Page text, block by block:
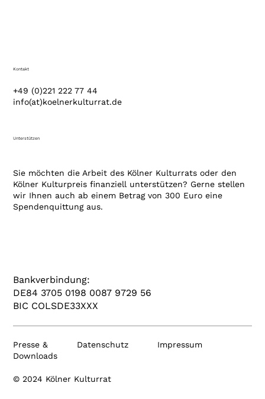
+49 (0)221 222 77 44
info(at)koelnerkulturrat.de
Kontakt
Bankverbindung:
DE84 3705 0198 0087 9729 56
BIC COLSDE33XXX
Unterstützen
Sie möchten die Arbeit des Kölner Kulturrats oder den
Kölner Kulturpreis finanziell unterstützen? Gerne stellen
wir Ihnen auch ab einem Betrag von 300 Euro eine
Spendenquittung aus.
Impressum
Datenschutz
Presse &
Downloads
© 2024 Kölner Kulturrat